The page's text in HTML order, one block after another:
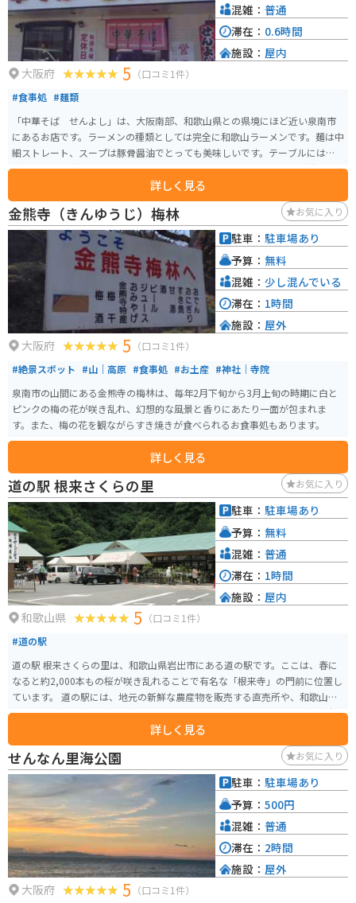
大阪府 5 （口コミ1件）
#食事処 #麺類
「中華そば せんよし」は、大阪南部、和歌山県との県境にほど近い泉南市
にあるお店です。ラーメンの種類としては完全に和歌山ラーメンです。麺は中
細ストレート、スープは豚骨醤油でとっても美味しいです。テーブルには和
歌山ラーメン定番のセルフのゆで卵、早やずし置いてあり、これを一緒に食
べるのがとってもいい感じです。詳しく見る
混雑： 普通
滞在： 0.6時間
施設： 屋内
金熊寺（きんゆうじ）梅林 お気に入り
大阪府 5 （口コミ1件）
#絶景スポット #山｜高原 #食事処 #お土産 #神社｜寺院
泉南市の山間にある金熊寺の梅林は、毎年2月下旬から3月上旬の時期に白と
ピンクの梅の花が咲き乱れ、幻想的な風景と香りにあたり一面が包まれま
す。また、梅の花を観ながらすき焼きが食べられるお食事処もあります。
詳しく見る
駐車： 駐車場あり
予算： 無料
混雑： 少し混んでいる
滞在： 1時間
施設： 屋外
道の駅 根来さくらの里 お気に入り
和歌山県 5 （口コミ1件）
#道の駅
道の駅 根来さくらの里は、和歌山県岩出市にある道の駅です。ここは、春に
なると約2,000本もの桜が咲き乱れることで有名な「根来寺」の門前に位置し
ています。 道の駅には、地元の新鮮な農産物を販売する直売所や、和歌山ラ
ーメンなどのご当地グルメが味わえるレストランがあります。また、根来塗
や紀州漆器といった伝統工芸品を扱うお店もあり、お土産探しにも最適で
す。 バイクで訪れる際は、道の駅の広い駐車場を利用できるので便利です。
周辺には、世界遺産に登録されている「根来寺」や、国の史跡に指定されて
いる「根来城跡」など、歴史的な観光スポットも点在しています。 【おすす
め情報】 * 春の桜の時期には、多くの人で賑わいます。 * 根来寺は、新義真
言宗の総本山であり、見どころ満載です。 * 道の駅で購入できる、地元産の
梅干しや梅酒もおすすめです。
詳しく見る
駐車： 駐車場あり
予算： 無料
混雑： 普通
滞在： 1時間
施設： 屋内
せんなん里海公園 お気に入り
大阪府 5 （口コミ1件）
駐車： 駐車場あり
予算： 500円
混雑： 普通
滞在： 2時間
施設： 屋外